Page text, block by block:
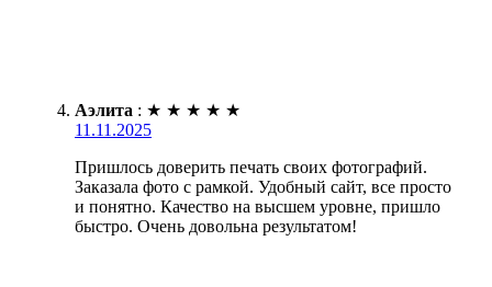
Аэлита : ★ ★ ★ ★ ★
11.11.2025
Пришлось доверить печать своих фотографий.
Заказала фото с рамкой. Удобный сайт, все просто
и понятно. Качество на высшем уровне, пришло
быстро. Очень довольна результатом!